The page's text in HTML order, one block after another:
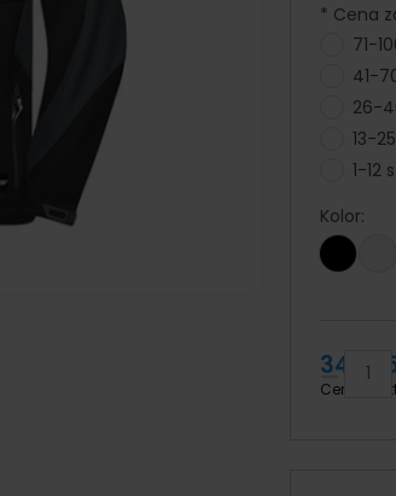
* Cena
71-
41-
26-
13-
1-12
Kolor:
Cena